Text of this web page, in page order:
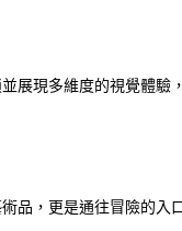
展現多維度的視覺體
品，更是通往冒險的